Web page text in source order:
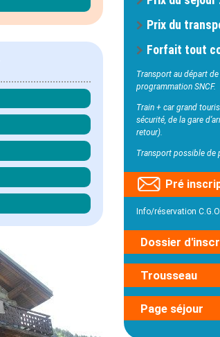
Prix du
Forfait tout
Transport au départ
programmation SNCF.
Train + car grand
sécurité, de la gare
retour).
Transport possible de
Pré
Info/réservation
Dossier
Trousseau
Page séjour